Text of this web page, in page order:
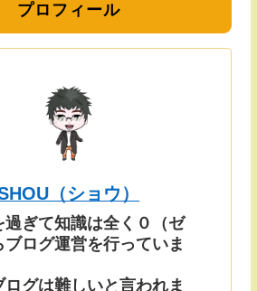
プロフィール
（ショウ）
過ぎて知識は全く０（ゼ
ブログ運営を行っていま
ログは難しいと言われま